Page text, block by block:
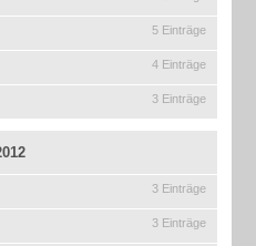
5 Einträge
4 Einträge
3 Einträge
3 Einträge
3 Einträge